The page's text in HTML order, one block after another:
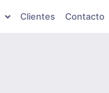
Clientes Contacto